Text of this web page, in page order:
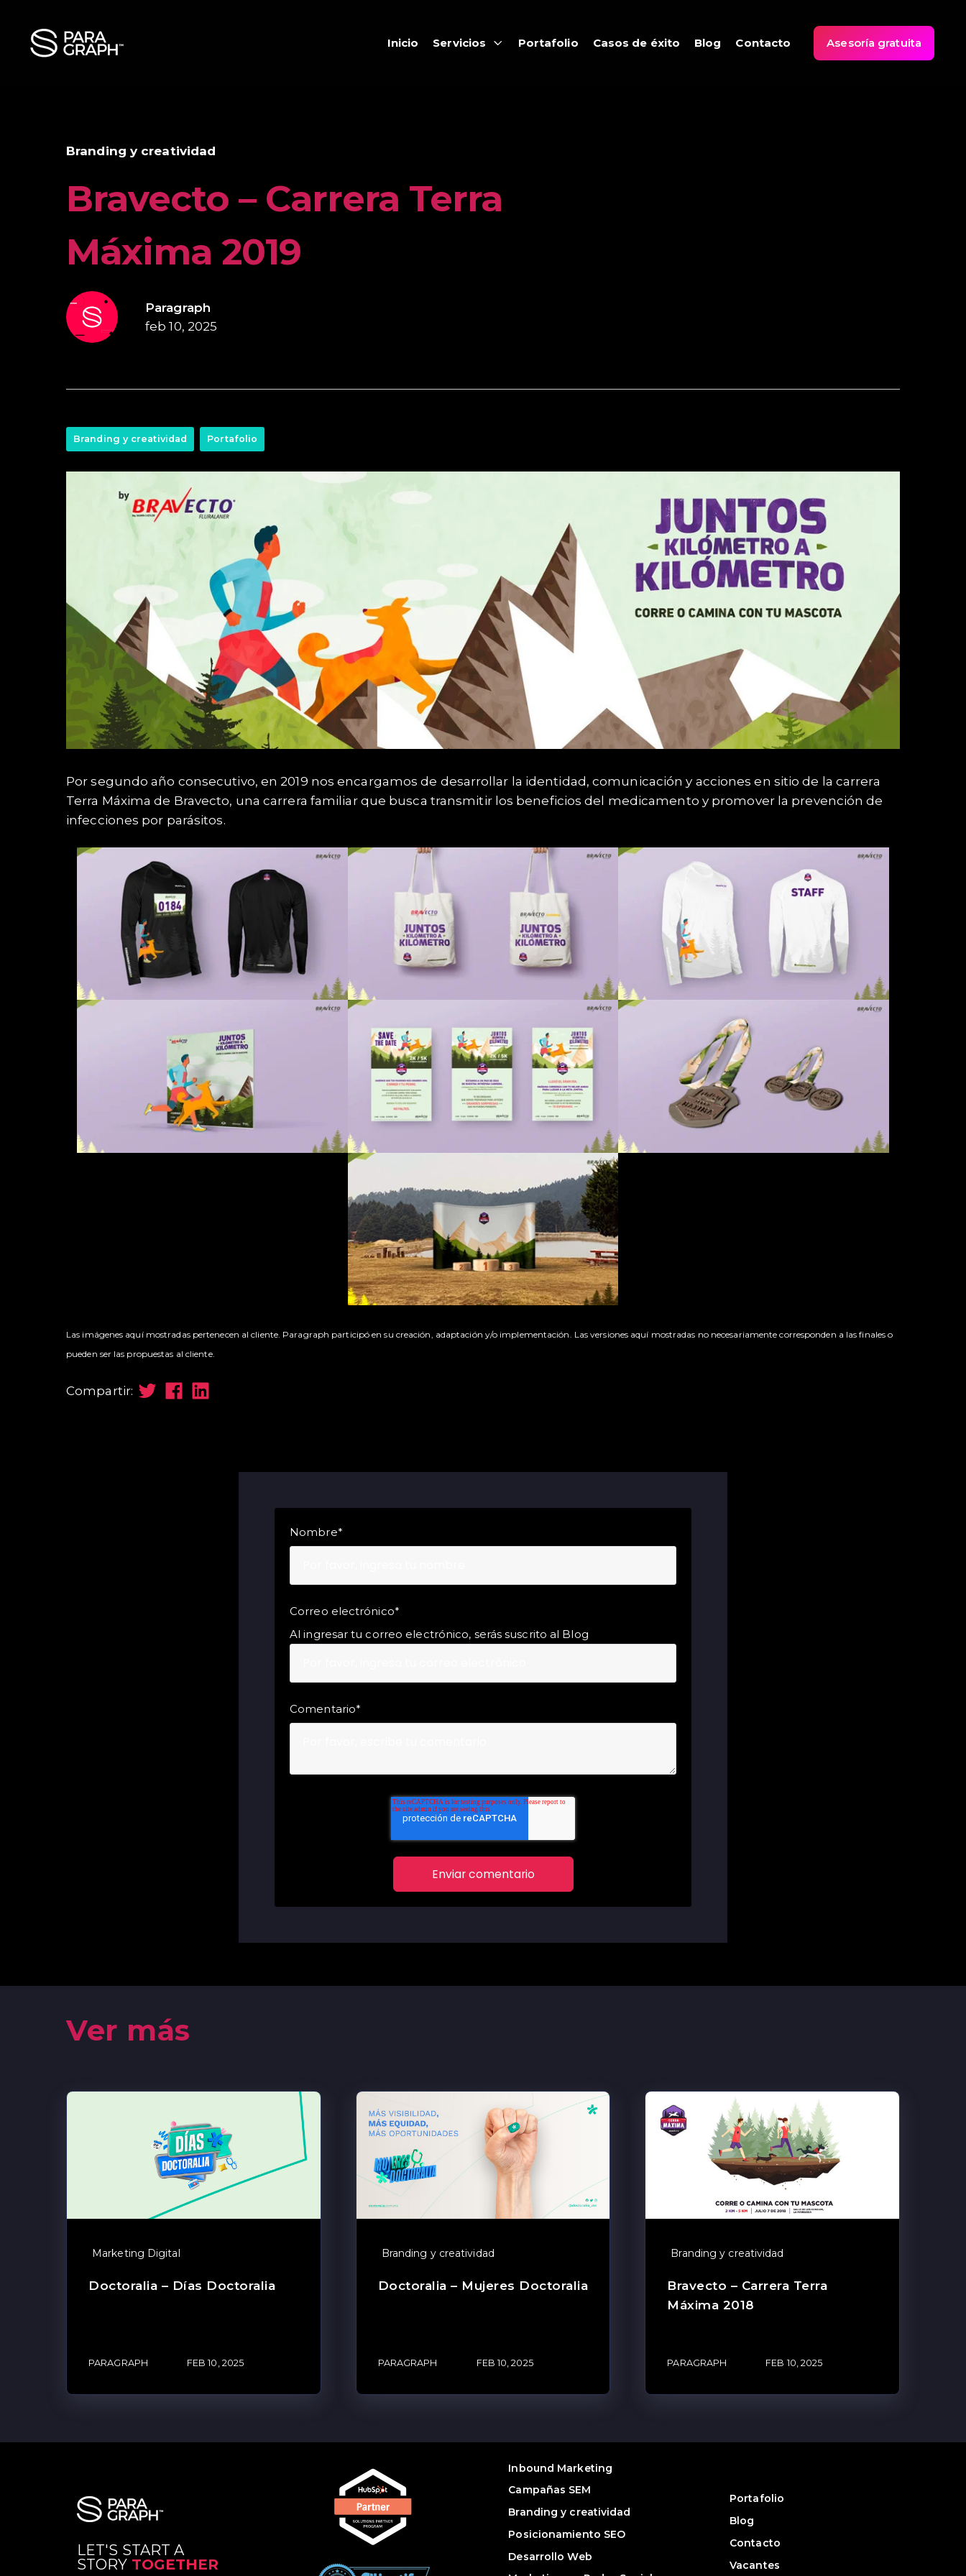
Inicio Servicios Portafolio Casos de éxito Blog Contacto Asesoría gratuita
Branding y creatividad
Bravecto – Carrera Terra
Máxima 2019
Paragraph
feb 10, 2025
Branding y creatividad Portafolio
Por segundo año consecutivo, en 2019 nos encargamos de desarrollar la identidad, comunicación y acciones en sitio de la carrera
Terra Máxima de Bravecto, una carrera familiar que busca transmitir los beneficios del medicamento y promover la prevención de
infecciones por parásitos.
Las imágenes aquí mostradas pertenecen al cliente. Paragraph participó en su creación, adaptación y/o implementación. Las versiones aquí mostradas no necesariamente corresponden a las finales o
pueden ser las propuestas al cliente.
Compartir:
Nombre*
Correo electrónico*
Al ingresar tu correo electrónico, serás suscrito al Blog
Comentario*
Ver más
Marketing Digital
Doctoralia – Días Doctoralia
PARAGRAPH FEB 10, 2025
Branding y creatividad
Doctoralia – Mujeres Doctoralia
PARAGRAPH FEB 10, 2025
Branding y creatividad
Bravecto – Carrera Terra
Máxima 2018
PARAGRAPH FEB 10, 2025
LET'S START A
STORY TOGETHER
Inbound Marketing
Campañas SEM
Branding y creatividad
Posicionamiento SEO
Desarrollo Web
Portafolio
Blog
Contacto
Vacantes